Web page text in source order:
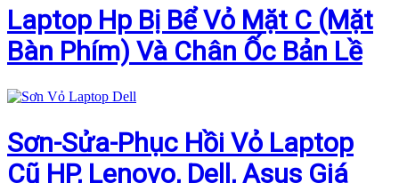
Laptop Hp Bị Bể Vỏ Mặt C (Mặt
Bàn Phím) Và Chân Ốc Bản Lề
Sơn-Sửa-Phục Hồi Vỏ Laptop
Cũ HP, Lenovo, Dell, Asus Giá